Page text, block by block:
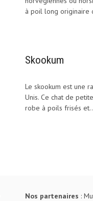
à poil long originaire
Skookum
Le skookum est une
Unis. Ce chat de
robe à poils frisés
Nos partenaires :